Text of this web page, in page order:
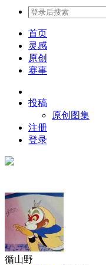
首页
灵感
原创
赛事
投稿
原创图集
注册
登录
循山野